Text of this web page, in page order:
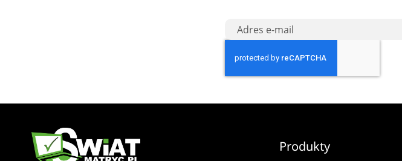
Produkty